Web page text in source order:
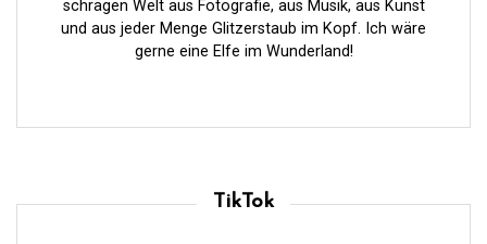
schrägen Welt aus Fotografie, aus Musik, aus Kunst
und aus jeder Menge Glitzerstaub im Kopf. Ich wäre
gerne eine Elfe im Wunderland!
TikTok